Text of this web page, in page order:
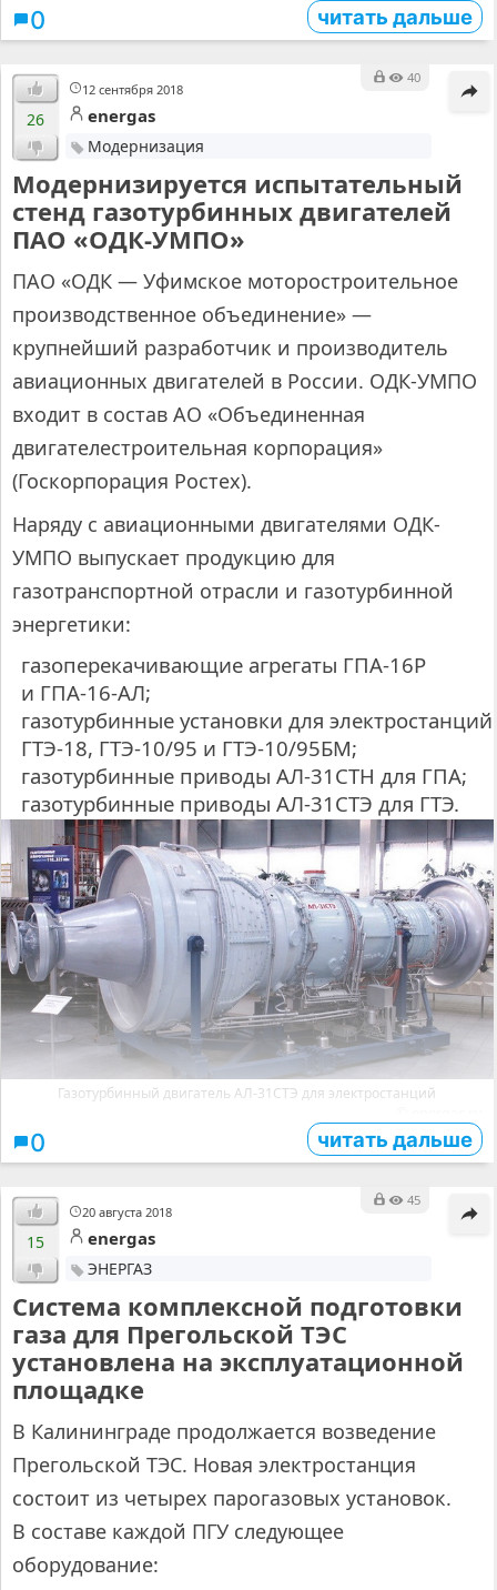
0 читать дальше
12 сентября 2018
40
26 energas
Модернизация
Модернизируется испытательный
стенд газотурбинных двигателей
ПАО «ОДК-УМПО»
ПАО «ОДК — Уфимское моторостроительное
производственное объединение» —
крупнейший разработчик и производитель
авиационных двигателей в России. ОДК-УМПО
входит в состав АО «Объединенная
двигателестроительная корпорация»
(Госкорпорация Ростех).
Наряду с авиационными двигателями ОДК-
УМПО выпускает продукцию для
газотранспортной отрасли и газотурбинной
энергетики:
газоперекачивающие агрегаты ГПА-16Р
и ГПА-16-АЛ;
газотурбинные установки для электростанций
ГТЭ-18, ГТЭ-10/95 и ГТЭ-10/95БМ;
газотурбинные приводы АЛ-31СТН для ГПА;
газотурбинные приводы АЛ-31СТЭ для ГТЭ.
Газотурбинный двигатель АЛ-31СТЭ для электростанций
0 читать дальше
20 августа 2018
45
15 energas
ЭНЕРГАЗ
Система комплексной подготовки
газа для Прегольской ТЭС
установлена на эксплуатационной
площадке
В Калининграде продолжается возведение
Прегольской ТЭС. Новая электростанция
состоит из четырех парогазовых установок.
В составе каждой ПГУ следующее
оборудование: